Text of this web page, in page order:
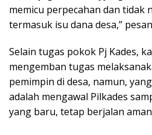
memicu perpecahan dan tidak
termasuk isu dana desa,”
Selain tugas pokok Pj Kades,
mengemban tugas
pemimpin di desa, namun,
adalah mengawal Pilkades
yang baru, tetap berjalan